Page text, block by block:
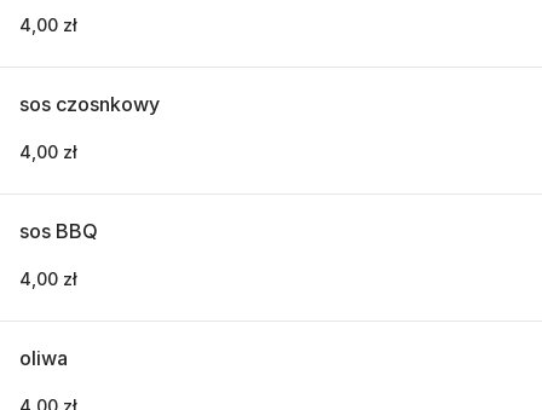
4,00 zł
sos czosnkowy
4,00 zł
sos BBQ
4,00 zł
oliwa